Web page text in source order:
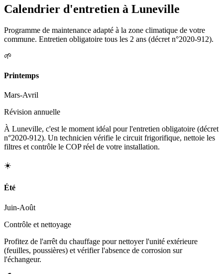
Calendrier d'entretien à Luneville
Programme de maintenance adapté à la zone climatique de votre
commune. Entretien obligatoire tous les 2 ans (décret n°2020-912).
🌱
Printemps
Mars-Avril
Révision annuelle
À Luneville, c'est le moment idéal pour l'entretien obligatoire (décret
n°2020-912). Un technicien vérifie le circuit frigorifique, nettoie les
filtres et contrôle le COP réel de votre installation.
☀️
Été
Juin-Août
Contrôle et nettoyage
Profitez de l'arrêt du chauffage pour nettoyer l'unité extérieure
(feuilles, poussières) et vérifier l'absence de corrosion sur
l'échangeur.